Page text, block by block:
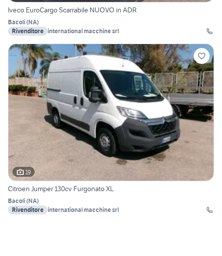
Iveco EuroCargo Scarrabile NUOVO in ADR
Bacoli(NA)
Rivenditore international macchine srl
19
Citroen Jumper 130cv Furgonato XL
Bacoli(NA)
Rivenditore international macchine srl